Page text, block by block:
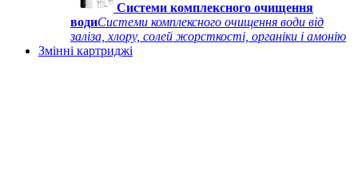
Системи комплексного очищення
водиСистеми комплексного очищення води від
заліза, хлору, солей жорсткості, органіки і амонію
Змінні картриджі